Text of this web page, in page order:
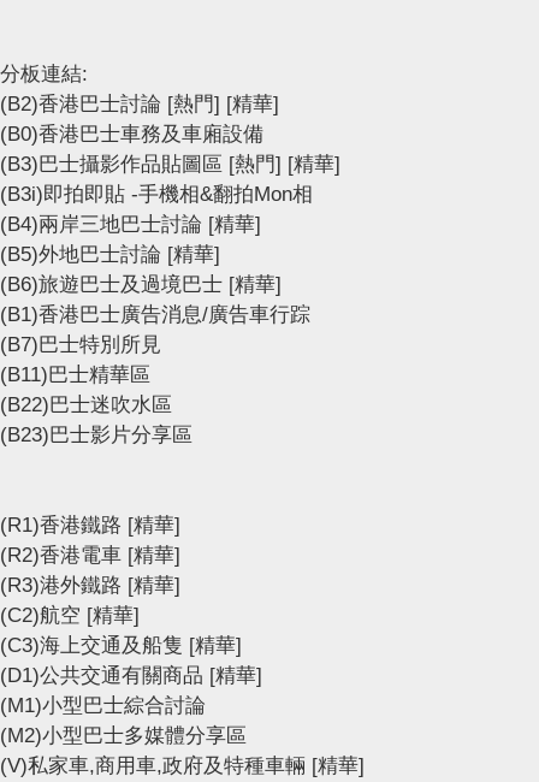
分板連結:
(B2)香港巴士討論 [熱門] [精華]
(B0)香港巴士車務及車廂設備
(B3)巴士攝影作品貼圖區 [熱門] [精華]
(B3i)即拍即貼 -手機相&翻拍Mon相
(B4)兩岸三地巴士討論 [精華]
(B5)外地巴士討論 [精華]
(B6)旅遊巴士及過境巴士 [精華]
(B1)香港巴士廣告消息/廣告車行踪
(B7)巴士特別所見
(B11)巴士精華區
(B22)巴士迷吹水區
(B23)巴士影片分享區
(R1)香港鐵路 [精華]
(R2)香港電車 [精華]
(R3)港外鐵路 [精華]
(C2)航空 [精華]
(C3)海上交通及船隻 [精華]
(D1)公共交通有關商品 [精華]
(M1)小型巴士綜合討論
(M2)小型巴士多媒體分享區
(V)私家車,商用車,政府及特種車輛 [精華]